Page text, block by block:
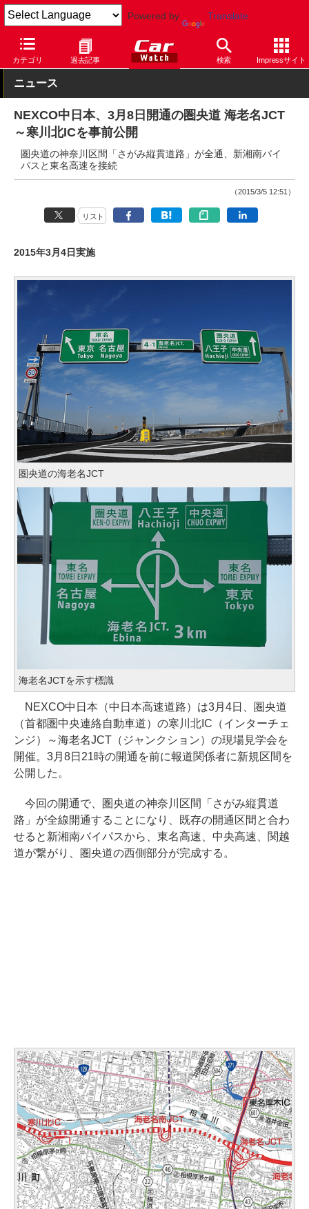
Powered by Translate
カテゴリ 過去記事 検索 Impressサイト
Car Watch ナビ その他
ニュース
NEXCO中日本、3月8日開通の圏央道 海老名JCT
～寒川北ICを事前公開
圏央道の神奈川区間「さがみ縦貫道路」が全通、新湘南バイ
パスと東名高速を接続
（2015/3/5 12:51）
リスト
2015年3月4日実施
圏央道の海老名JCT
海老名JCTを示す標識
NEXCO中日本（中日本高速道路）は3月4日、圏央道
（首都圏中央連絡自動車道）の寒川北IC（インターチェ
ンジ）～海老名JCT（ジャンクション）の現場見学会を
開催。3月8日21時の開通を前に報道関係者に新規区間を
公開した。
今回の開通で、圏央道の神奈川区間「さがみ縦貫道
路」が全線開通することになり、既存の開通区間と合わ
せると新湘南バイパスから、東名高速、中央高速、関越
道が繋がり、圏央道の西側部分が完成する。